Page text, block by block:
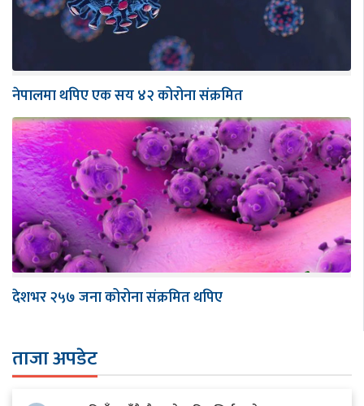
नेपालमा थपिए एक सय ४२ कोरोना संक्रमित
देशभर २५७ जना कोरोना संक्रमित थपिए
ताजा अपडेट